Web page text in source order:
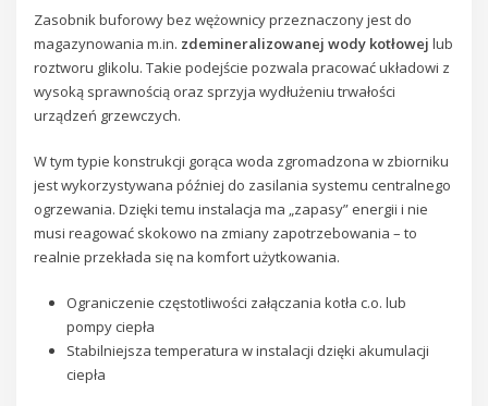
Zasobnik buforowy bez wężownicy przeznaczony jest do
magazynowania m.in. zdemineralizowanej wody kotłowej lub
roztworu glikolu. Takie podejście pozwala pracować układowi z
wysoką sprawnością oraz sprzyja wydłużeniu trwałości
urządzeń grzewczych.
W tym typie konstrukcji gorąca woda zgromadzona w zbiorniku
jest wykorzystywana później do zasilania systemu centralnego
ogrzewania. Dzięki temu instalacja ma „zapasy” energii i nie
musi reagować skokowo na zmiany zapotrzebowania – to
realnie przekłada się na komfort użytkowania.
Ograniczenie częstotliwości załączania kotła c.o. lub
pompy ciepła
Stabilniejsza temperatura w instalacji dzięki akumulacji
ciepła